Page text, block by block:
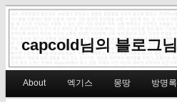
capcold님의 블로그님
Skip to primary content
Skip to secondary content
About 엑기스 몽땅 방명록